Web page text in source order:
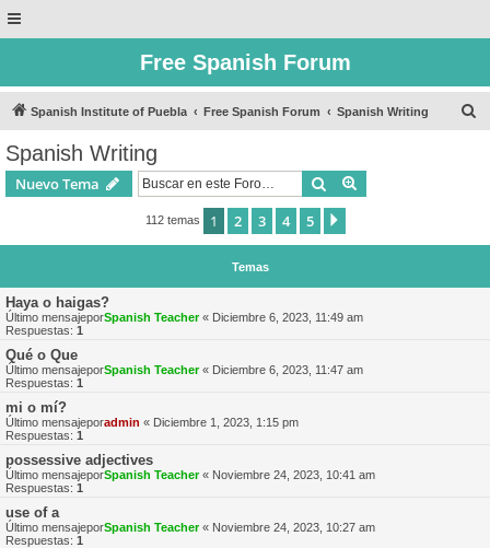
Free Spanish Forum
Spanish Institute of Puebla Free Spanish Forum Spanish Writing
Spanish Writing
Nuevo Tema Buscar
112 temas 1 2 3 4 5
Temas
Haya o haigas?
Último mensajeporSpanish Teacher« Diciembre 6, 2023, 11:49 am
Respuestas: 1
Qué o Que
Último mensajeporSpanish Teacher« Diciembre 6, 2023, 11:47 am
Respuestas: 1
mi o mí?
Último mensajeporadmin « Diciembre 1, 2023, 1:15 pm
Respuestas: 1
possessive adjectives
Último mensajeporSpanish Teacher« Noviembre 24, 2023, 10:41 am
Respuestas: 1
use of a
Último mensajeporSpanish Teacher« Noviembre 24, 2023, 10:27 am
Respuestas: 1